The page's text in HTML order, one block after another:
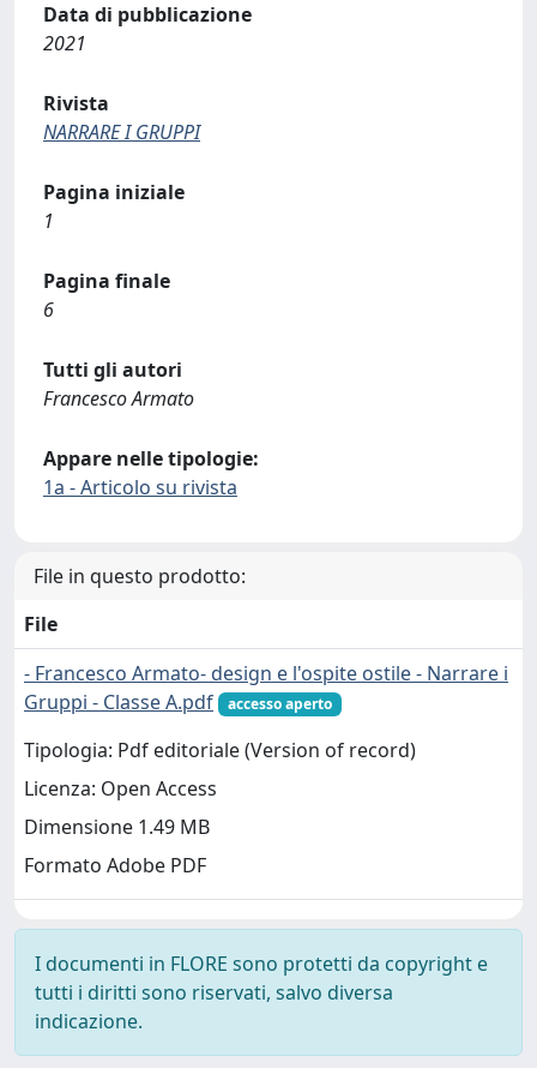
Data di pubblicazione
2021
Rivista
NARRARE I GRUPPI
Pagina iniziale
1
Pagina finale
6
Tutti gli autori
Francesco Armato
Appare nelle tipologie:
1a - Articolo su rivista
File in questo prodotto:
File
- Francesco Armato- design e l'ospite ostile - Narrare i
Gruppi - Classe A.pdf
accesso aperto
Tipologia: Pdf editoriale (Version of record)
Licenza: Open Access
Dimensione 1.49 MB
Formato Adobe PDF
I documenti in FLORE sono protetti da copyright e
tutti i diritti sono riservati, salvo diversa
indicazione.